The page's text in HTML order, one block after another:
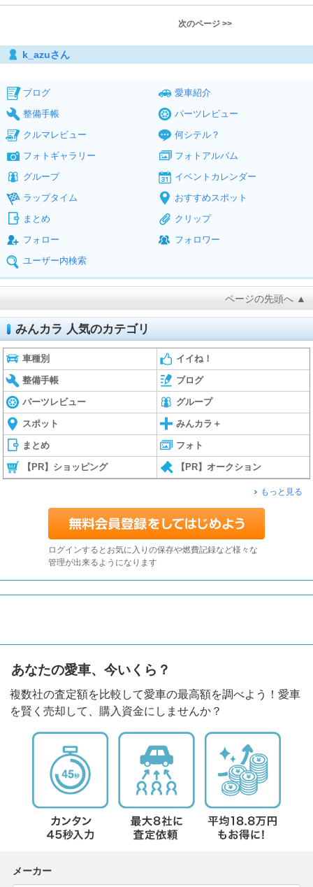
次のページ >>
k_azuさん
ブログ
愛車紹介
整備手帳
パーツレビュー
クルマレビュー
何シテル？
フォトギャラリー
フォトアルバム
グループ
イベントカレンダー
ラップタイム
おすすめスポット
まとめ
クリップ
フォロー
フォロワー
ユーザー内検索
ページの先頭へ ▲
みんカラ 人気のカテゴリ
車種別 イイね！
整備手帳 ブログ
パーツレビュー グループ
スポット みんカラ＋
まとめ フォト
【PR】ショッピング 【PR】オークション
もっと見る
ログインするとお気に入りの保存や燃費記録など様々な
管理が出来るようになります
あなたの愛車、今いくら？
複数社の査定額を比較して愛車の最高額を調べよう！愛車
を賢く売却して、購入資金にしませんか？
メーカー